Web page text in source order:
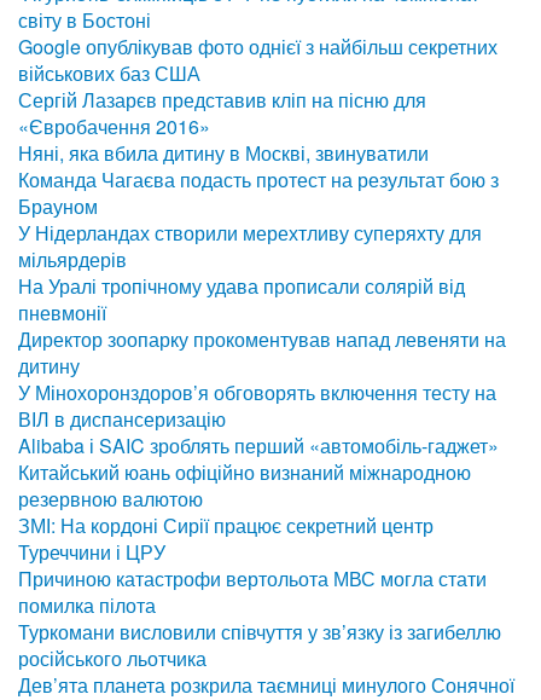
світу в Бостоні
Google опублікував фото однієї з найбільш секретних
військових баз США
Сергій Лазарєв представив кліп на пісню для
«Євробачення 2016»
Няні, яка вбила дитину в Москві, звинуватили
Команда Чагаєва подасть протест на результат бою з
Брауном
У Нідерландах створили мерехтливу суперяхту для
мільярдерів
На Уралі тропічному удава прописали солярій від
пневмонії
Директор зоопарку прокоментував напад левеняти на
дитину
У Мінохоронздоров’я обговорять включення тесту на
ВІЛ в диспансеризацію
Alibaba і SAIC зроблять перший «автомобіль-гаджет»
Китайський юань офіційно визнаний міжнародною
резервною валютою
ЗМІ: На кордоні Сирії працює секретний центр
Туреччини і ЦРУ
Причиною катастрофи вертольота МВС могла стати
помилка пілота
Туркомани висловили співчуття у зв’язку із загибеллю
російського льотчика
Дев’ята планета розкрила таємниці минулого Сонячної